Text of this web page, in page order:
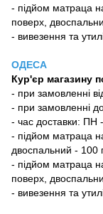
- підйом матраца
поверх,
- вивезення та
ОДЕСА
Кур'єр магазину
- при замовленні
- при замовленні
- час доставки:
- підйом матраца
двоспальний - 100
- підйом матраца
поверх,
- вивезення та